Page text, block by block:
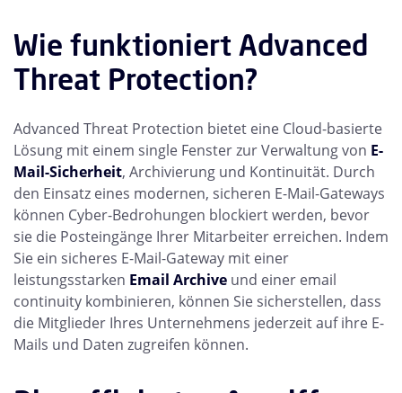
Wie funktioniert Advanced
Threat Protection?
Advanced Threat Protection bietet eine Cloud-basierte
Lösung mit einem single Fenster zur Verwaltung von E-
Mail-Sicherheit, Archivierung und Kontinuität. Durch
den Einsatz eines modernen, sicheren E-Mail-Gateways
können Cyber-Bedrohungen blockiert werden, bevor
sie die Posteingänge Ihrer Mitarbeiter erreichen. Indem
Sie ein sicheres E-Mail-Gateway mit einer
leistungsstarken Email Archive und einer email
continuity kombinieren, können Sie sicherstellen, dass
die Mitglieder Ihres Unternehmens jederzeit auf ihre E-
Mails und Daten zugreifen können.